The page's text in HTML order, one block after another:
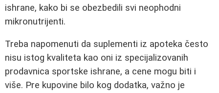
ishrane, kako bi se obezbedili svi neophodni
mikronutrijenti.
Treba napomenuti da suplementi iz apoteka često
nisu istog kvaliteta kao oni iz specijalizovanih
prodavnica sportske ishrane, a cene mogu biti i
više. Pre kupovine bilo kog dodatka, važno je